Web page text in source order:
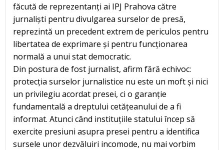
făcută de reprezentanți ai IPJ Prahova către
jurnaliști pentru divulgarea surselor de presă,
reprezintă un precedent extrem de periculos pentru
libertatea de exprimare și pentru funcționarea
normală a unui stat democratic.
Din postura de fost jurnalist, afirm fără echivoc:
protecția surselor jurnalistice nu este un moft și nici
un privilegiu acordat presei, ci o garanție
fundamentală a dreptului cetățeanului de a fi
informat. Atunci când instituțiile statului încep să
exercite presiuni asupra presei pentru a identifica
sursele unor dezvăluiri incomode, nu mai vorbim